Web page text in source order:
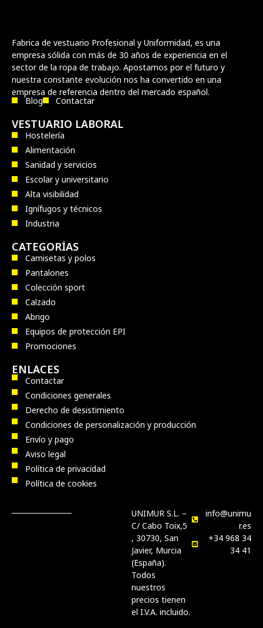
Fabrica de vestuario Profesional y Uniformidad, es una
empresa sólida con más de 30 años de experiencia en el
sector de la ropa de trabajo. Apostamos por el futuro y
nuestra constante evolución nos ha convertido en una
empresa de referencia dentro del mercado español.
Blog Contactar
VESTUARIO LABORAL
Hostelería
Alimentación
Sanidad y servicios
Escolar y universitario
Alta visibilidad
Ignífugos y técnicos
Industria
CATEGORÍAS
Camisetas y polos
Pantalones
Colección sport
Calzado
Abrigo
Equipos de protección EPI
Promociones
ENLACES
Contactar
Condiciones generales
Derecho de desistimiento
Condiciones de personalización y producción
Envío y pago
Aviso legal
Política de privacidad
Política de cookies
UNIMUR S.L. –
C/ Cabo Toix,5
, 30730, San
Javier, Murcia
(España).
Todos
nuestros
precios tienen
el I.V.A. incluido.
info@unimu
r.es
+34 968 34
34 41